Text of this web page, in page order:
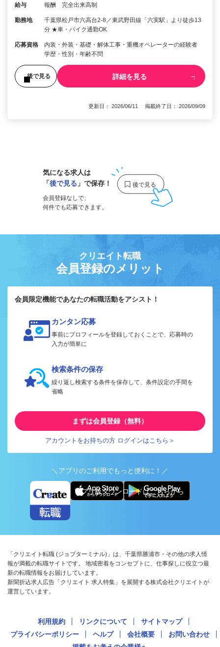
給与 報酬 完全出来高制
勤務地
千葉県松戸市六高台2-8／東武野田線「六実駅」より徒歩13
分 ★車・バイク通勤OK
応募資格
内装・外装・基礎・解体工事・重機オペレーターの経験者
学歴・性別・年齢不問
後で見る 詳細を見る
更新日： 2026/06/11 掲載終了日： 2026/09/09
気になる求人は
「後で見る 」で保存！
会員登録なしで、
何件でも応募できます。
クリエイト転職
会員登録のメリット
会員限定機能であなたの転職活動をアシスト！
カンタン応募
事前にプロフィールを登録しておくことで、応募時の
入力が簡単に
検索条件の保存
繰り返し検索する条件を保存して、条件設定の手間を
省略
まずは会員登録（無料）
アカウントをお持ちの方 ログインはこちら＞
＼アプリのご利用でもっと便利に！／
アプリ版ダウンロードはこちらから
「クリエイト転職 (ジョブターミナル)」は、千葉県勝浦市・その他の求人情
報が満載の転職サイトです。 地域密着をコンセプトに、仕事探しに役立つ最
新の転職情報をお届けしています。
新聞折込求人広告「クリエイト 求人特集」を展開する株式会社クリエイトが
運営しています。
利用規約 リンクについて
サイトマップ
プライバシーポリシー
ヘルプ 会社概要
お問い合わせ